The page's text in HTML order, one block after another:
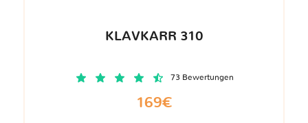
KLAVKARR 310
73 Bewertungen
169€